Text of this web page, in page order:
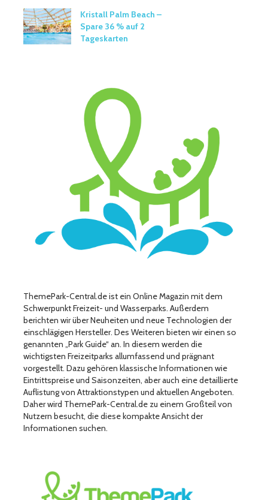
Kristall Palm Beach –
Spare 36 % auf 2
Tageskarten
ThemePark-Central.de ist ein Online Magazin mit dem
Schwerpunkt Freizeit- und Wasserparks. Außerdem
berichten wir über Neuheiten und neue Technologien der
einschlägigen Hersteller. Des Weiteren bieten wir einen so
genannten „Park Guide“ an. In diesem werden die
wichtigsten Freizeitparks allumfassend und prägnant
vorgestellt. Dazu gehören klassische Informationen wie
Eintrittspreise und Saisonzeiten, aber auch eine detaillierte
Auflistung von Attraktionstypen und aktuellen Angeboten.
Daher wird ThemePark-Central.de zu einem Großteil von
Nutzern besucht, die diese kompakte Ansicht der
Informationen suchen.